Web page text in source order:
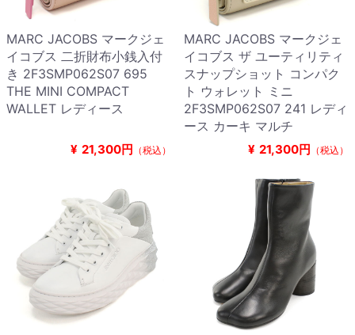
MARC JACOBS マークジェ
イコブス 二折財布小銭入付
き 2F3SMP062S07 695
THE MINI COMPACT
WALLET レディース
¥ 21,300円 （税込）
MARC JACOBS マークジェ
イコブス ザ ユーティリティ
スナップショット コンパク
ト ウォレット ミニ
2F3SMP062S07 241 レディ
ース カーキ マルチ
¥ 21,300円 （税込）